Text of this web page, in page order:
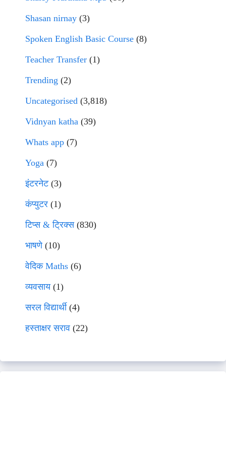
Shasan nirnay (3)
Spoken English Basic Course (8)
Teacher Transfer (1)
Trending (2)
Uncategorised (3,818)
Vidnyan katha (39)
Whats app (7)
Yoga (7)
इंटरनेट(3)
कंप्युटर (1)
टिप्स & ट्रिक्स(830)
भाषणे(10)
वेदिक Maths (6)
व्यवसाय(1)
सरल विद्यार्थी(4)
हस्ताक्षर सराव (22)